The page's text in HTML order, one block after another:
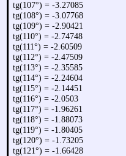
tg(107°) = -3.27085
tg(108°) = -3.07768
tg(109°) = -2.90421
tg(110°) = -2.74748
tg(111°) = -2.60509
tg(112°) = -2.47509
tg(113°) = -2.35585
tg(114°) = -2.24604
tg(115°) = -2.14451
tg(116°) = -2.0503
tg(117°) = -1.96261
tg(118°) = -1.88073
tg(119°) = -1.80405
tg(120°) = -1.73205
tg(121°) = -1.66428